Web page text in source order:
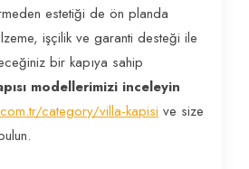
estetiği de ön planda
işçilik ve garanti desteği ile
bir kapıya sahip
modellerimizi inceleyin
category/villa-kapisi ve size